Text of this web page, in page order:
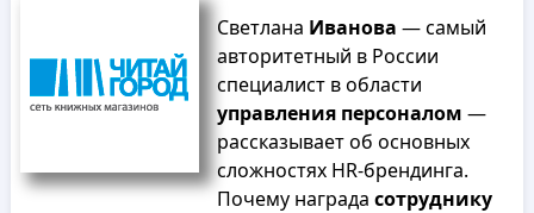
Светлана Иванова — самый
авторитетный в России
специалист в области
управления персоналом —
рассказывает об основных
сложностях HR-брендинга.
Почему награда сотруднику